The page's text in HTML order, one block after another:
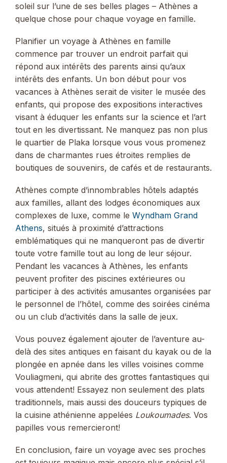
soleil sur l’une de ses belles plages – Athènes a
quelque chose pour chaque voyage en famille.
Planifier un voyage à Athènes en famille
commence par trouver un endroit parfait qui
répond aux intérêts des parents ainsi qu’aux
intérêts des enfants. Un bon début pour vos
vacances à Athènes serait de visiter le musée des
enfants, qui propose des expositions interactives
visant à éduquer les enfants sur la science et l’art
tout en les divertissant. Ne manquez pas non plus
le quartier de Plaka lorsque vous vous promenez
dans de charmantes rues étroites remplies de
boutiques de souvenirs, de cafés et de restaurants.
Athènes compte d’innombrables hôtels adaptés
aux familles, allant des lodges économiques aux
complexes de luxe, comme le Wyndham Grand
Athens, situés à proximité d’attractions
emblématiques qui ne manqueront pas de divertir
toute votre famille tout au long de leur séjour.
Pendant les vacances à Athènes, les enfants
peuvent profiter des piscines extérieures ou
participer à des activités amusantes organisées par
le personnel de l’hôtel, comme des soirées cinéma
ou un club d’activités dans la salle de jeux.
Vous pouvez également ajouter de l’aventure au-
delà des sites antiques en faisant du kayak ou de la
plongée en apnée dans les villes voisines comme
Vouliagmeni, qui abrite des grottes fantastiques qui
vous attendent! Essayez non seulement des plats
traditionnels, mais aussi des douceurs typiques de
la cuisine athénienne appelées Loukoumades. Vos
papilles vous remercieront!
En conclusion, faire un voyage avec ses proches